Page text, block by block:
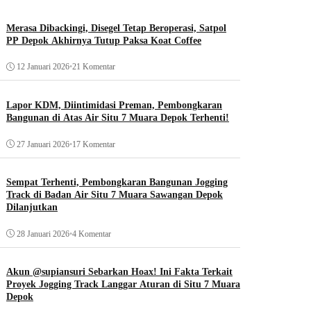
Merasa Dibackingi, Disegel Tetap Beroperasi, Satpol
PP Depok Akhirnya Tutup Paksa Koat Coffee
12 Januari 2026•21 Komentar
Lapor KDM, Diintimidasi Preman, Pembongkaran
Bangunan di Atas Air Situ 7 Muara Depok Terhenti!
27 Januari 2026•17 Komentar
Sempat Terhenti, Pembongkaran Bangunan Jogging
Track di Badan Air Situ 7 Muara Sawangan Depok
Dilanjutkan
28 Januari 2026•4 Komentar
Akun @supiansuri Sebarkan Hoax! Ini Fakta Terkait
Proyek Jogging Track Langgar Aturan di Situ 7 Muara
Depok